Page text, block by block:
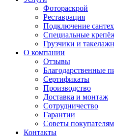
Фотораскрой
Реставрация
Подключение
Специальные
Грузчики и
О компании
Отзывы
Благодарственные
Сертификаты
Производство
Доставка и монтаж
Сотрудничество
Гарантии
Советы покупателям
Контакты